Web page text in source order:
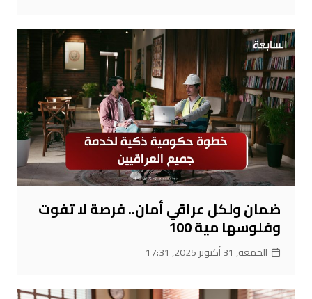
ضمان ولكل عراقي أمان.. فرصة لا تفوت
وفلوسها مية 100
الجمعة, 31 أكتوبر 2025, 17:31